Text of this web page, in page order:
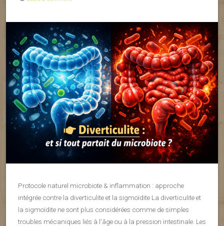
Protocole naturel microbiote & inflammation : approche
intégrée contre la diverticulite et la sigmoïdite La diverticulite et
la sigmoïdite ne sont plus considérées comme de simples
troubles mécaniques liés à l’âge ou à la pression intestinale. Les